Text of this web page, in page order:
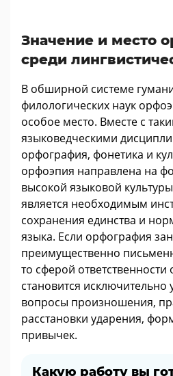
Значение и место
среди
В обширной системе
филологических наук
особое место. Вместе с
языковедческими
орфография, фонетика и
орфоэпия направлена на
высокой языковой
является необходимым
сохранения единства и
языка. Если орфография
преимущественно
то сферой
становится исключительно
вопросы произношения,
расстановки ударения,
привычек.
Какую работу вы